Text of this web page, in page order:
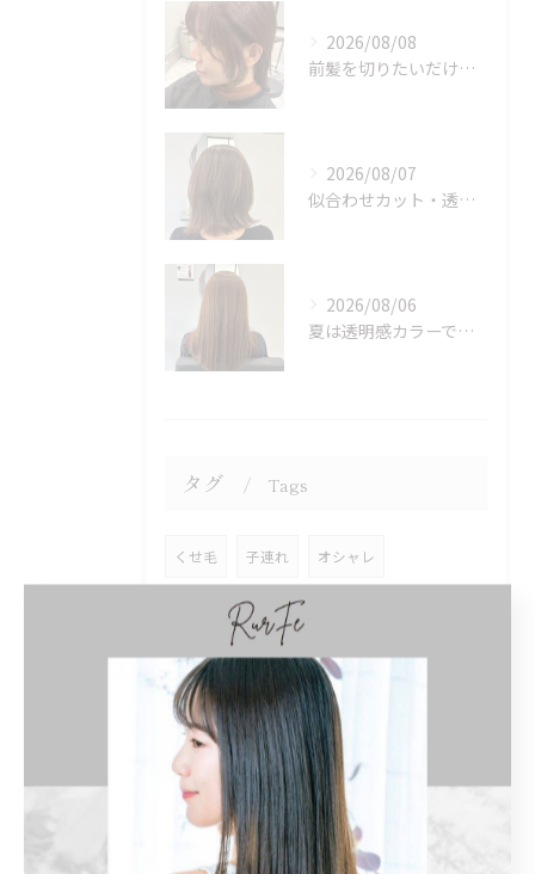
2026/08/08
前髪を切りたいだけでもOK♪ポイントカット受付中！
2026/08/07
似合わせカット・透明感カラーはASAMIにお任せください♪
2026/08/06
夏は透明感カラーでイメチェン♪ブリーチなしでも明るくできます！
タグ Tags
くせ毛 子連れ オシャレ
白髪ぼかし ハイライト
女性のみ まつ毛パーマ
ロッド 奥目 効果
ショート レディース 前髪あり
ショートボブ ボブ インナーカラー